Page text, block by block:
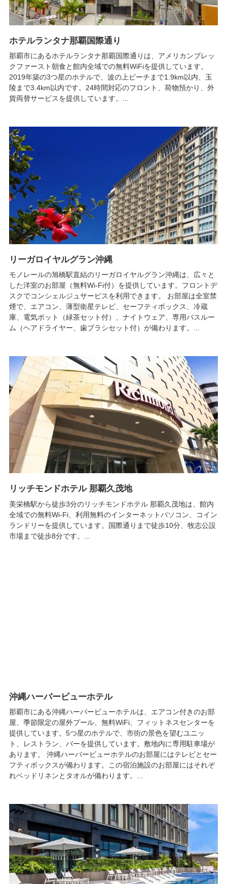
ホテルランタナ那覇国際通り
那覇市にあるホテルランタナ那覇国際通りは、アメリカンブレッ
クファースト朝食と館内全域での無料WiFiを提供しています。
2019年築の3つ星のホテルで、波の上ビーチまで1.9km以内、玉
陵まで3.4km以内です。24時間対応のフロント、荷物預かり、外
貨両替サービスを提供しています。...
リーガロイヤルグラン沖縄
モノレールの旭橋駅直結のリーガロイヤルグラン沖縄は、広々と
した洋室のお部屋（無料Wi-Fi付）を提供しています。フロントデ
スクでコンシェルジュサービスを利用できます。 お部屋は全室禁
煙で、エアコン、薄型衛星テレビ、セーフティボックス、冷蔵
庫、電気ポット（緑茶セット付）、ナイトウェア、専用バスルー
ム（ヘアドライヤー、歯ブラシセット付）が備わります。...
リッチモンドホテル 那覇久茂地
美栄橋駅から徒歩3分のリッチモンドホテル 那覇久茂地は、館内
全域での無料Wi-Fi、利用無料のインターネットパソコン、コイン
ランドリーを提供しています。国際通りまで徒歩10分、牧志公設
市場まで徒歩8分です。...
沖縄ハーバービューホテル
那覇市にある沖縄ハーバービューホテルは、エアコン付きのお部
屋、季節限定の屋外プール、無料WiFi、フィットネスセンターを
提供しています。5つ星のホテルで、市街の景色を望むユニッ
ト、レストラン、バーを提供しています。敷地内に専用駐車場が
あります。 沖縄ハーバービューホテルのお部屋にはテレビとセー
フティボックスが備わります。この宿泊施設のお部屋にはそれぞ
れベッドリネンとタオルが備わります。...